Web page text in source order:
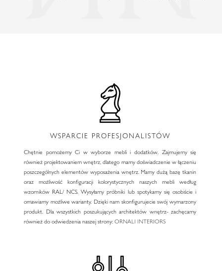
WSPARCIE PROFESJONALISTÓW
Chętnie pomożemy Ci w wyborze mebli i dodatków. Zajmujemy się
również projektowaniem wnętrz, dlatego mamy doświadczenie w łączeniu
poszczególnych elementów wyposażenia wnętrz. Mamy dużą bazę tkanin
oraz możliwość konfiguracji kolorystycznych naszych mebli według
wzorników RAL/ NCS. Wysyłamy próbniki lub spotykamy się osobiście i
omawiamy możliwe warianty. Dzięki nam skonfigurujecie swój wymarzony
produkt. Dla wszystkich poszukujących architektów wnętrz- zachęcamy
również do odwiedzenia naszej strony:ORNALI INTERIORS